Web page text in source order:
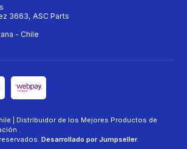
3663, ASC Parts
- Chile
| Distribuidor de los Mejores Productos de
.
Desarrollado por Jumpseller.